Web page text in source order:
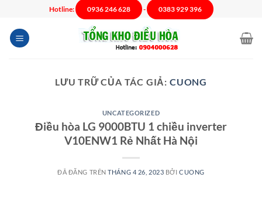
nội
dung
Hotline: 0936 246 628 - 0383 929 396
LƯU TRỮ CỦA TÁC GIẢ: CUONG
UNCATEGORIZED
Điều hòa LG 9000BTU 1 chiều inverter
V10ENW1 Rẻ Nhất Hà Nội
ĐÃ ĐĂNG TRÊNTHÁNG 4 26, 2023 BỞICUONG